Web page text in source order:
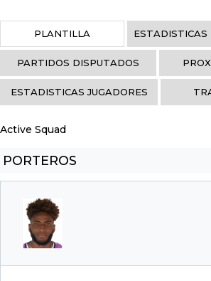
PLANTILLA
PARTIDOS DISPUTADOS
ESTADISTICAS JUGADORES
Active Squad
PORTEROS